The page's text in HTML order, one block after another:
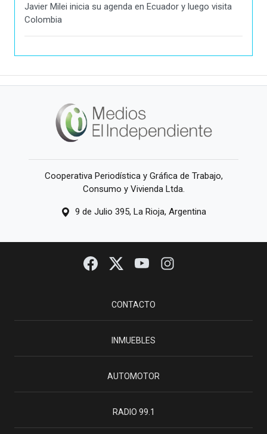
Javier Milei inicia su agenda en Ecuador y luego visita
Colombia
Cooperativa Periodística y Gráfica de Trabajo,
Consumo y Vivienda Ltda.
9 de Julio 395, La Rioja, Argentina
CONTACTO
INMUEBLES
AUTOMOTOR
RADIO 99.1